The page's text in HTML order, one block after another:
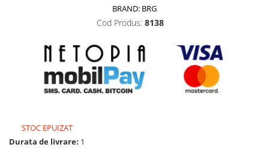
Drujbe, fierastraie electrice
Drujbe cu acumulator
Consumabile drujbe, fierastraie
Drujbe electrice
Mori cereale si batoze porumb
Batoze - mori desfacat porumb
BRAND: BRG
Cod Produs: 8138
STOC EPUIZAT
Durata de livrare: 1